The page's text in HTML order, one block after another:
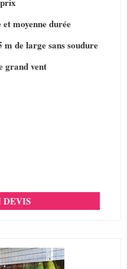
moyenne durée
de large sans soudure
grand vent
DEVIS